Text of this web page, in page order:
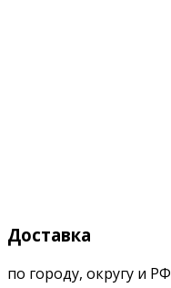
Доставка
по городу, округу и РФ